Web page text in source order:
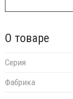
О товаре
Серия
Фабрика